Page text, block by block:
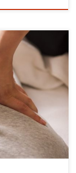
らっしゃいま
[…]